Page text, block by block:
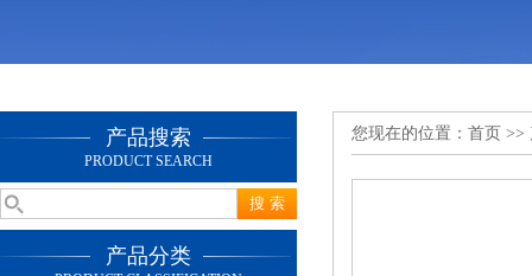
产品搜索
PRODUCT SEARCH
产品分类
您现在的位置： 首页 >>